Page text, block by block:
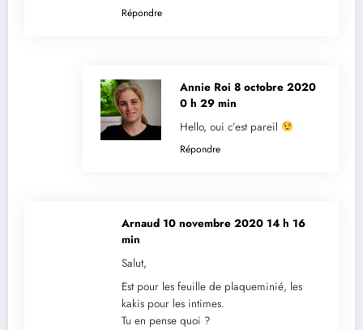
Répondre
Annie Roi 8 octobre 2020
0 h 29 min
Hello, oui c’est pareil
Répondre
Arnaud 10 novembre 2020 14 h 16
min
Salut,
Est pour les feuille de plaqueminié, les
kakis pour les intimes.
Tu en pense quoi ?